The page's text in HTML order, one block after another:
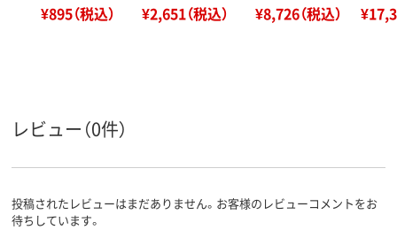
¥895（税込） ¥2,651（税込） ¥8,726（税込）
レビュー（0件）
投稿されたレビューはまだありません。お客様のレビューコメントをお
待ちしています。